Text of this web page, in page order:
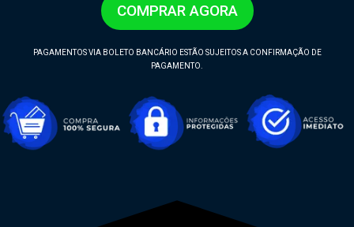
COMPRAR AGORA
PAGAMENTOS VIA BOLETO BANCÁRIO ESTÃO SUJEITOS A CONFIRMAÇÃO DE
PAGAMENTO.